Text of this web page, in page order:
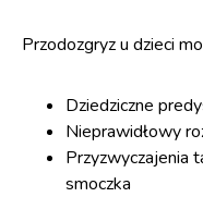
Przodozgryz u dzieci
Dziedziczne
Nieprawidłowy
Przyzwyczajenia
smoczka